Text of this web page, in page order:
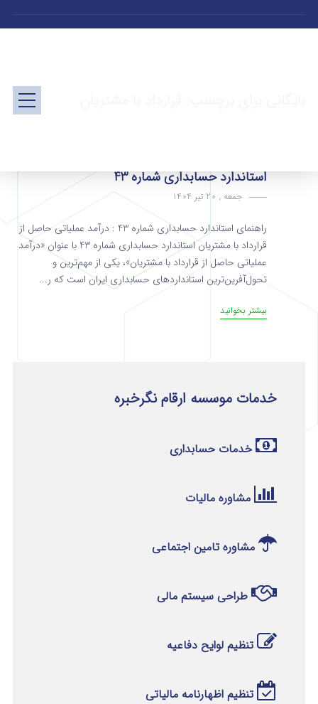
استاندارد حسابداری شماره 43
جمعه , 20 تیر 1404
راهنمای استاندارد حسابداری شماره 43 : درآمد عملیاتی حاصل از
قرارداد با مشتریان استاندارد حسابداری شماره 43 با عنوان «درآمد
عملیاتی حاصل از قرارداد با مشتریان»، یکی از مهم‌ترین و
تحول‌آفرین‌ترین استانداردهای حسابداری ایران است که ر...
بیشتر بخوانید
خدمات موسسه ارقام نگرخبره
خدمات حسابداری
مشاوره مالیات
مشاوره تامین اجتماعی
طراحی سیستم مالی
تنظیم لوایح دفاعیه
تنظیم اظهارنامه مالیاتی